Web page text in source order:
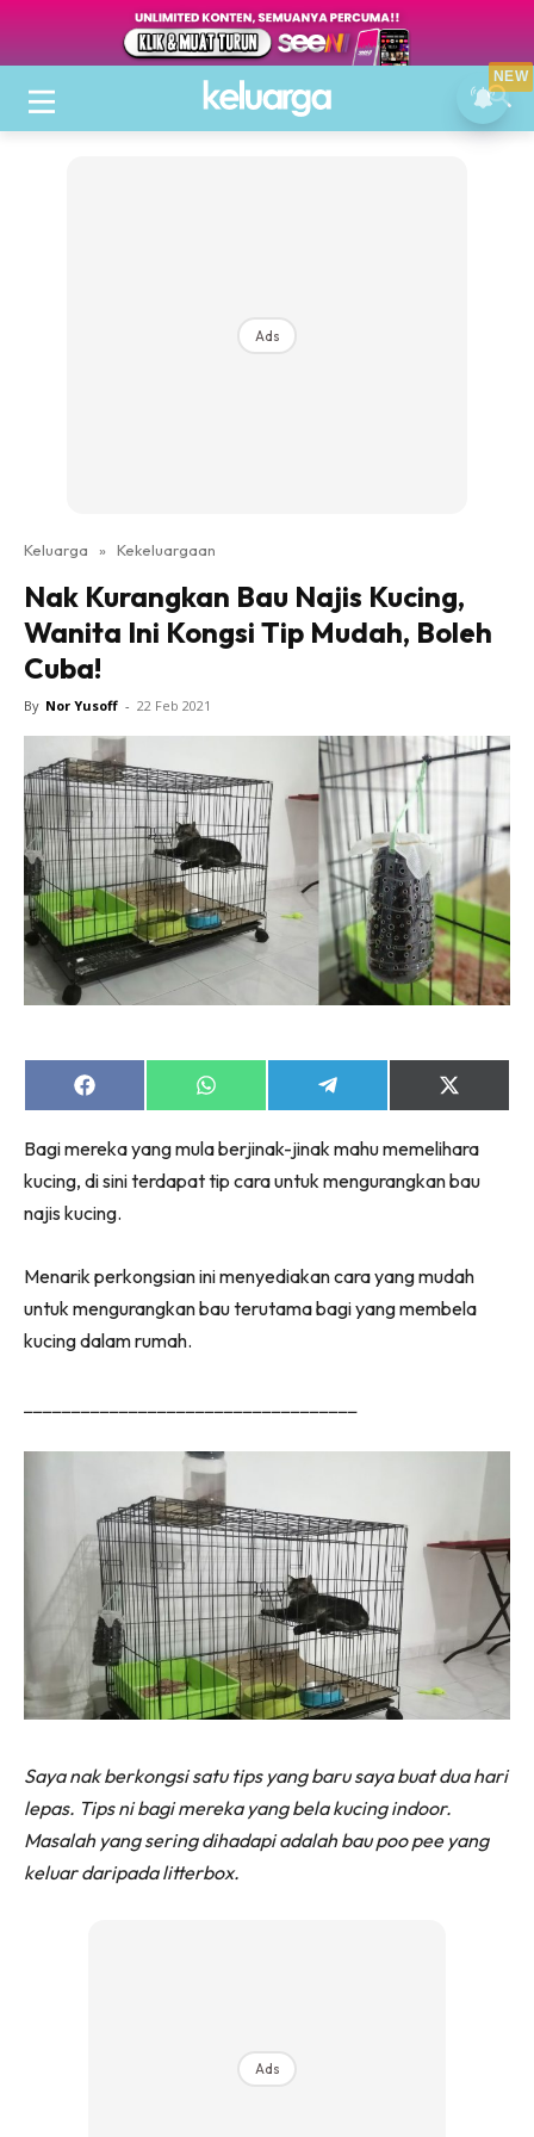
Ads
Keluarga » Kekeluargaan
Nak Kurangkan Bau Najis Kucing,
Wanita Ini Kongsi Tip Mudah, Boleh
Cuba!
By Nor Yusoff - 22 Feb 2021
Share
on
Share
on
Share
on
Share
on
(Twitter)
Bagi mereka yang mula berjinak-jinak mahu memelihara
kucing, di sini terdapat tip cara untuk mengurangkan bau
najis kucing.
Menarik perkongsian ini menyediakan cara yang mudah
untuk mengurangkan bau terutama bagi yang membela
kucing dalam rumah.
Saya nak berkongsi satu tips yang baru saya buat dua hari
lepas. Tips ni bagi mereka yang bela kucing indoor.
Masalah yang sering dihadapi adalah bau poo pee yang
keluar daripada litterbox.
Ads
NEW